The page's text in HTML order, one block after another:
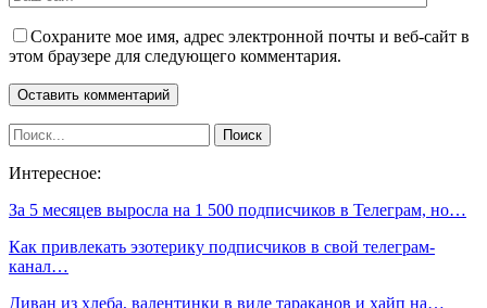
Сохраните мое имя, адрес электронной почты и веб-сайт в
этом браузере для следующего комментария.
Интересное:
За 5 месяцев выросла на 1 500 подписчиков в Телеграм, но…
Как привлекать эзотерику подписчиков в свой телеграм-
канал…
Диван из хлеба, валентинки в виде тараканов и хайп на…